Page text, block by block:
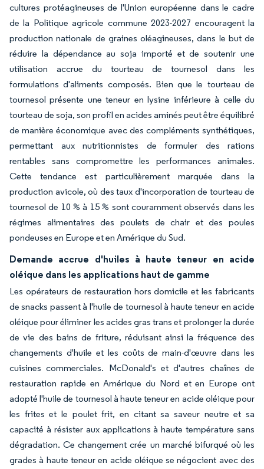
cultures protéagineuses de l'Union européenne dans le cadre
de la Politique agricole commune 2023-2027 encouragent la
production nationale de graines oléagineuses, dans le but de
réduire la dépendance au soja importé et de soutenir une
utilisation accrue du tourteau de tournesol dans les
formulations d'aliments composés. Bien que le tourteau de
tournesol présente une teneur en lysine inférieure à celle du
tourteau de soja, son profil en acides aminés peut être équilibré
de manière économique avec des compléments synthétiques,
permettant aux nutritionnistes de formuler des rations
rentables sans compromettre les performances animales.
Cette tendance est particulièrement marquée dans la
production avicole, où des taux d'incorporation de tourteau de
tournesol de 10 % à 15 % sont couramment observés dans les
régimes alimentaires des poulets de chair et des poules
pondeuses en Europe et en Amérique du Sud.
Demande accrue d'huiles à haute teneur en acide
oléique dans les applications haut de gamme
Les opérateurs de restauration hors domicile et les fabricants
de snacks passent à l'huile de tournesol à haute teneur en acide
oléique pour éliminer les acides gras trans et prolonger la durée
de vie des bains de friture, réduisant ainsi la fréquence des
changements d'huile et les coûts de main-d'œuvre dans les
cuisines commerciales. McDonald's et d'autres chaînes de
restauration rapide en Amérique du Nord et en Europe ont
adopté l'huile de tournesol à haute teneur en acide oléique pour
les frites et le poulet frit, en citant sa saveur neutre et sa
capacité à résister aux applications à haute température sans
dégradation. Ce changement crée un marché bifurqué où les
grades à haute teneur en acide oléique se négocient avec des